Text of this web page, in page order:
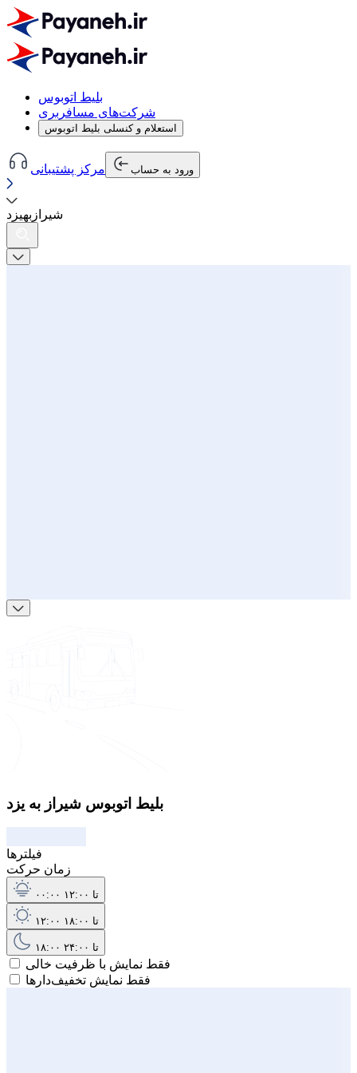
بلیط اتوبوس
شرکت‌های مسافربری
استعلام و کنسلی بلیط اتوبوس
مرکز پشتیبانی ورود به حساب
شیراز بهیزد
بلیط اتوبوس شیراز به یزد
فیلترها
زمان حرکت
۰۰:۰۰ تا ۱۲:۰۰
۱۲:۰۰ تا ۱۸:۰۰
۱۸:۰۰ تا ۲۴:۰۰
فقط نمایش با ظرفیت خالی
فقط نمایش تخفیف‌دارها